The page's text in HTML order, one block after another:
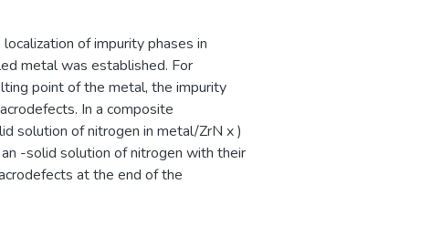
of impurity phases in
metal was established. For
point of the metal, the impurity
In a composite
solution of nitrogen in metal/ZrN x )
-solid solution of nitrogen with their
at the end of the